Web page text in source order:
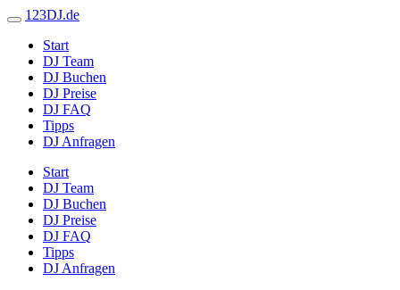
123DJ.de
Start
DJ Team
DJ Buchen
DJ Preise
DJ FAQ
Tipps
DJ Anfragen
Start
DJ Team
DJ Buchen
DJ Preise
DJ FAQ
Tipps
DJ Anfragen